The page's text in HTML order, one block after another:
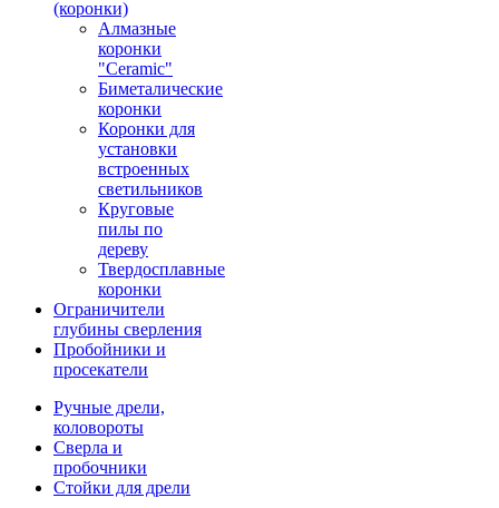
(коронки)
Алмазные
коронки
"Ceramic"
Биметалические
коронки
Коронки для
установки
встроенных
светильников
Круговые
пилы по
дереву
Твердосплавные
коронки
Ограничители
глубины сверления
Пробойники и
просекатели
Ручные дрели,
коловороты
Сверла и
пробочники
Стойки для дрели